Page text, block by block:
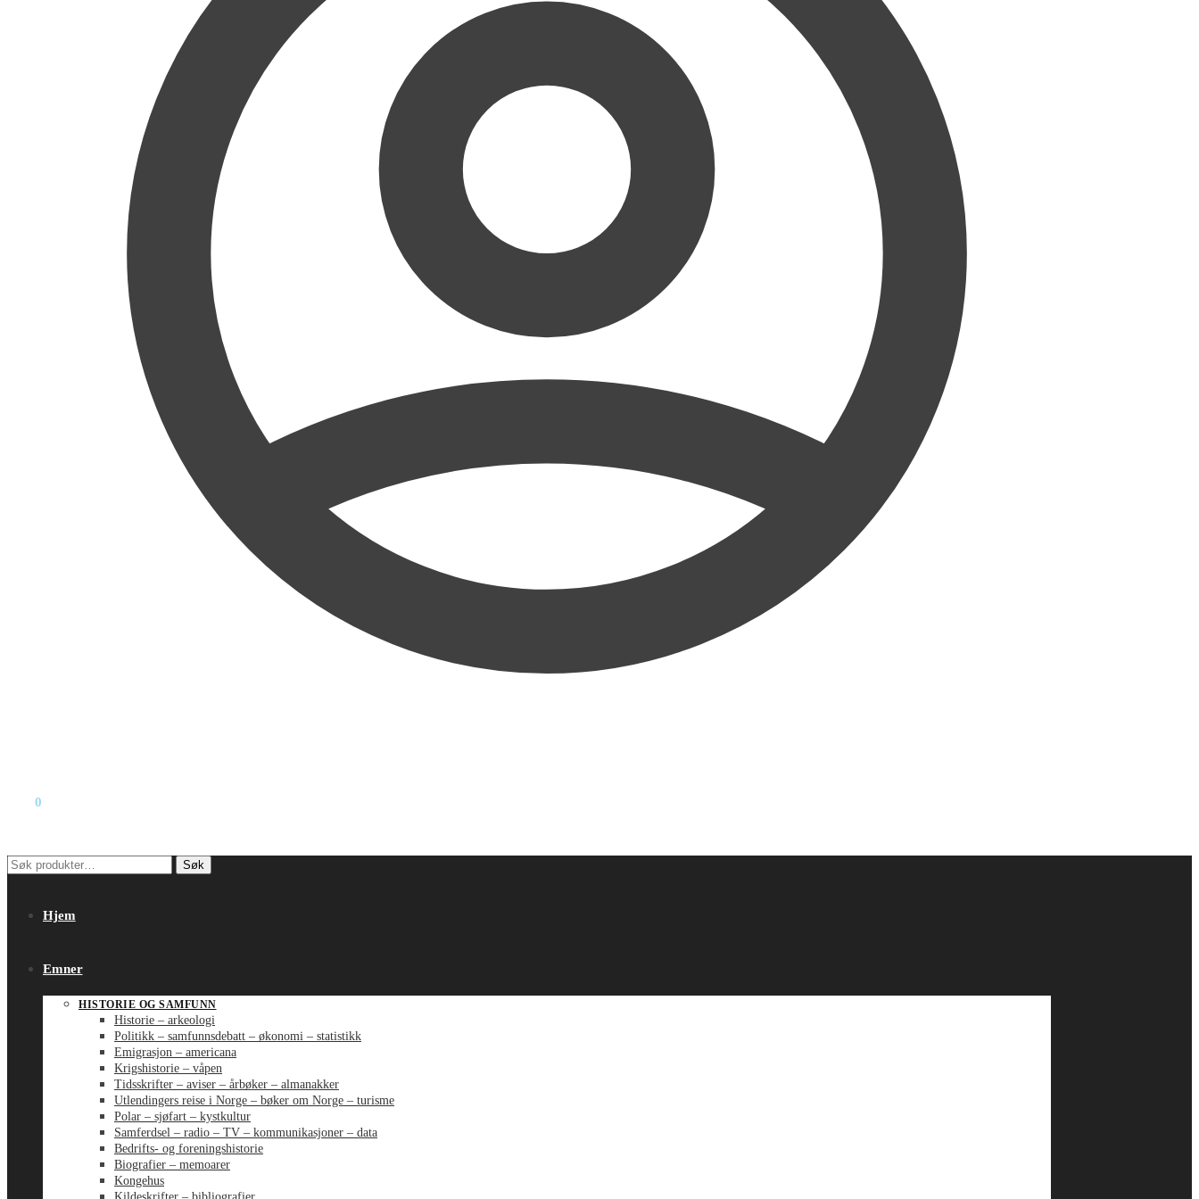
0
Søk
etter:
Søk
Hjem
Emner
HISTORIE OG SAMFUNN
Historie – arkeologi
Politikk – samfunnsdebatt – økonomi – statistikk
Emigrasjon – americana
Krigshistorie – våpen
Tidsskrifter – aviser – årbøker – almanakker
Utlendingers reise i Norge – bøker om Norge – turisme
Polar – sjøfart – kystkultur
Samferdsel – radio – TV – kommunikasjoner – data
Bedrifts- og foreningshistorie
Biografier – memoarer
Kongehus